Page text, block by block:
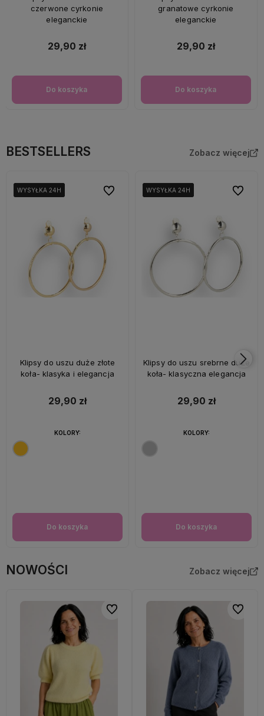
czerwone cyrkonie
eleganckie
29,90 zł
Do koszyka
granatowe cyrkonie
eleganckie
29,90 zł
Do koszyka
BESTSELLERS Zobacz więcej
WYSYŁKA 24H
WYSYŁKA 24H
WYSYŁKA 24H
Klipsy do uszu duże złote
koła- klasyka i elegancja
29,90 zł
Do koszyka
KOLORY:
Do ulubionychWYSYŁKA 24H
WYSYŁKA 24H
WYSYŁKA 24H
Klipsy do uszu srebrne duże
koła- klasyczna elegancja
29,90 zł
Do koszyka
KOLORY:
Do
NOWOŚCI Zobacz więcej
Do ulubionych Do